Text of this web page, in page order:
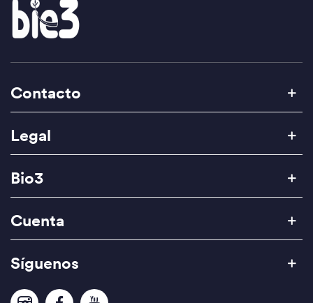
Contacto
Legal
Bio3
Cuenta
Síguenos